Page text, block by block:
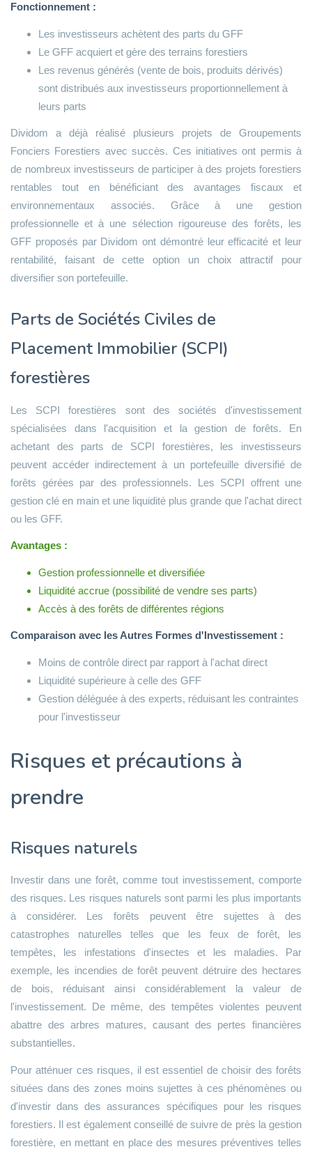
Fonctionnement :
Les investisseurs achètent des parts du GFF
Le GFF acquiert et gère des terrains forestiers
Les revenus générés (vente de bois, produits dérivés)
sont distribués aux investisseurs proportionnellement à
leurs parts
Dividom a déjà réalisé plusieurs projets de Groupements
Fonciers Forestiers avec succès. Ces initiatives ont permis à
de nombreux investisseurs de participer à des projets forestiers
rentables tout en bénéficiant des avantages fiscaux et
environnementaux associés. Grâce à une gestion
professionnelle et à une sélection rigoureuse des forêts, les
GFF proposés par Dividom ont démontré leur efficacité et leur
rentabilité, faisant de cette option un choix attractif pour
diversifier son portefeuille.
Parts de Sociétés Civiles de
Placement Immobilier (SCPI)
forestières
Les SCPI forestières sont des sociétés d'investissement
spécialisées dans l'acquisition et la gestion de forêts. En
achetant des parts de SCPI forestières, les investisseurs
peuvent accéder indirectement à un portefeuille diversifié de
forêts gérées par des professionnels. Les SCPI offrent une
gestion clé en main et une liquidité plus grande que l'achat direct
ou les GFF.
Avantages :
Gestion professionnelle et diversifiée
Liquidité accrue (possibilité de vendre ses parts)
Accès à des forêts de différentes régions
Comparaison avec les Autres Formes d'Investissement :
Moins de contrôle direct par rapport à l'achat direct
Liquidité supérieure à celle des GFF
Gestion déléguée à des experts, réduisant les contraintes
pour l'investisseur
Risques et précautions à
prendre
Risques naturels
Investir dans une forêt, comme tout investissement, comporte
des risques. Les risques naturels sont parmi les plus importants
à considérer. Les forêts peuvent être sujettes à des
catastrophes naturelles telles que les feux de forêt, les
tempêtes, les infestations d'insectes et les maladies. Par
exemple, les incendies de forêt peuvent détruire des hectares
de bois, réduisant ainsi considérablement la valeur de
l'investissement. De même, des tempêtes violentes peuvent
abattre des arbres matures, causant des pertes financières
substantielles.
Pour atténuer ces risques, il est essentiel de choisir des forêts
situées dans des zones moins sujettes à ces phénomènes ou
d'investir dans des assurances spécifiques pour les risques
forestiers. Il est également conseillé de suivre de près la gestion
forestière, en mettant en place des mesures préventives telles